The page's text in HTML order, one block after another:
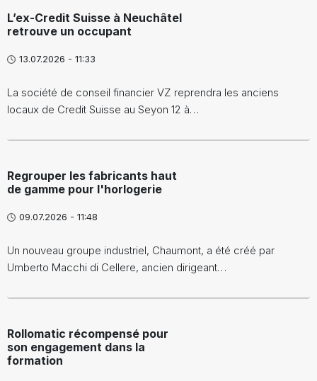
L’ex-Credit Suisse à Neuchâtel
retrouve un occupant
13.07.2026 - 11:33
La société de conseil financier VZ reprendra les anciens
locaux de Credit Suisse au Seyon 12 à…
Regrouper les fabricants haut
de gamme pour l'horlogerie
09.07.2026 - 11:48
Un nouveau groupe industriel, Chaumont, a été créé par
Umberto Macchi di Cellere, ancien dirigeant…
Rollomatic récompensé pour
son engagement dans la
formation